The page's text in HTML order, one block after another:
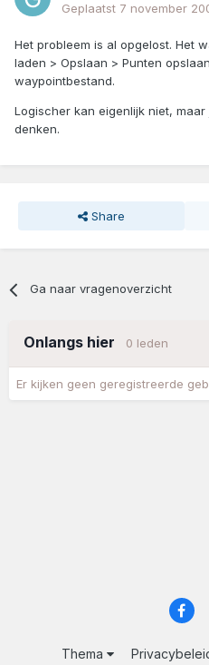
Geplaatst 7 november
Het probleem is al opgelost. Het
laden > Opslaan > Punten
waypointbestand.
Logischer kan eigenlijk niet,
denken.
Share
Ga naar vragenoverzicht
Onlangs hier 0 leden
Er kijken geen geregistreerde
Thema